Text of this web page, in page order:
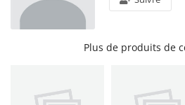
Plus de produits de